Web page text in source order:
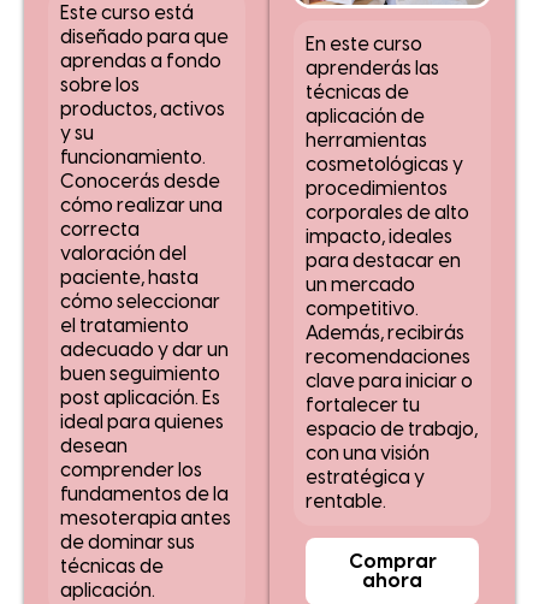
Este curso está
diseñado para que
aprendas a fondo
sobre los
productos, activos
y su
funcionamiento.
Conocerás desde
cómo realizar una
correcta
valoración del
paciente, hasta
cómo seleccionar
el tratamiento
adecuado y dar un
buen seguimiento
post aplicación. Es
ideal para quienes
desean
comprender los
fundamentos de la
mesoterapia antes
de dominar sus
técnicas de
aplicación.
En este curso
aprenderás las
técnicas de
aplicación de
herramientas
cosmetológicas y
procedimientos
corporales de alto
impacto, ideales
para destacar en
un mercado
competitivo.
Además, recibirás
recomendaciones
clave para iniciar o
fortalecer tu
espacio de trabajo,
con una visión
estratégica y
rentable.
Comprar
ahora